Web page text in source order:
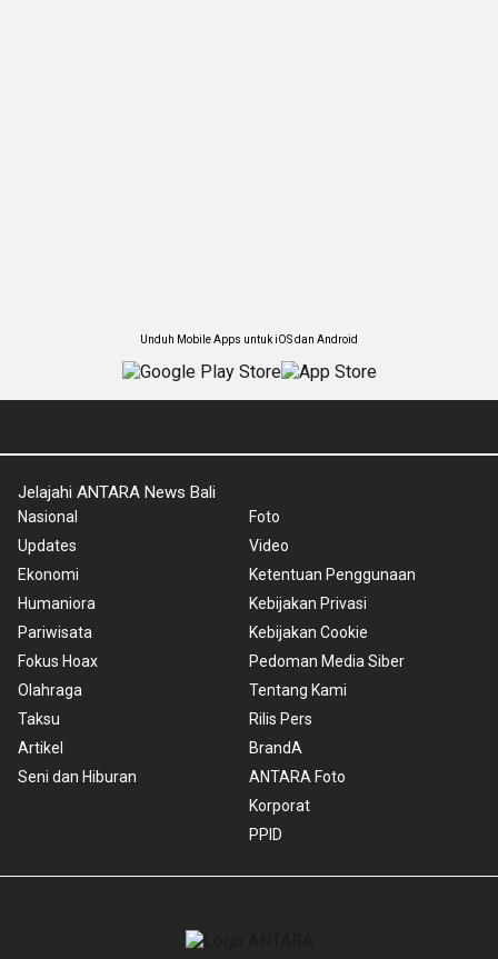
Unduh Mobile Apps untuk iOS dan Android
Jelajahi ANTARA News Bali
Nasional
Updates
Ekonomi
Humaniora
Pariwisata
Fokus Hoax
Olahraga
Taksu
Artikel
Seni dan Hiburan
Foto
Video
Ketentuan Penggunaan
Kebijakan Privasi
Kebijakan Cookie
Pedoman Media Siber
Tentang Kami
Rilis Pers
BrandA
ANTARA Foto
Korporat
PPID